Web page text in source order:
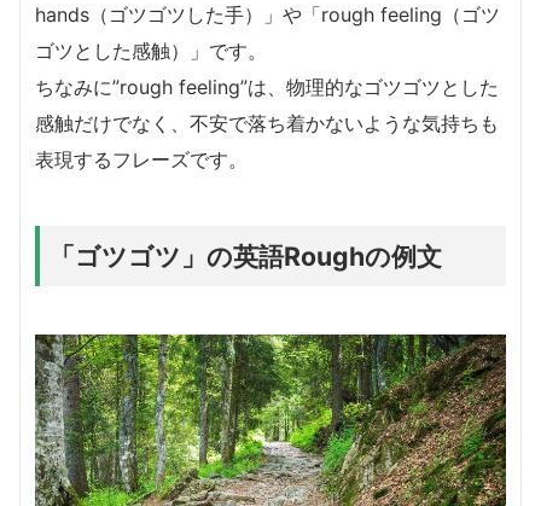
hands（ゴツゴツした手）」や「rough feeling（ゴツ
ゴツとした感触）」です。
ちなみに”rough feeling”は、物理的なゴツゴツとした
感触だけでなく、不安で落ち着かないような気持ちも
表現するフレーズです。
「ゴツゴツ」の英語Roughの例文